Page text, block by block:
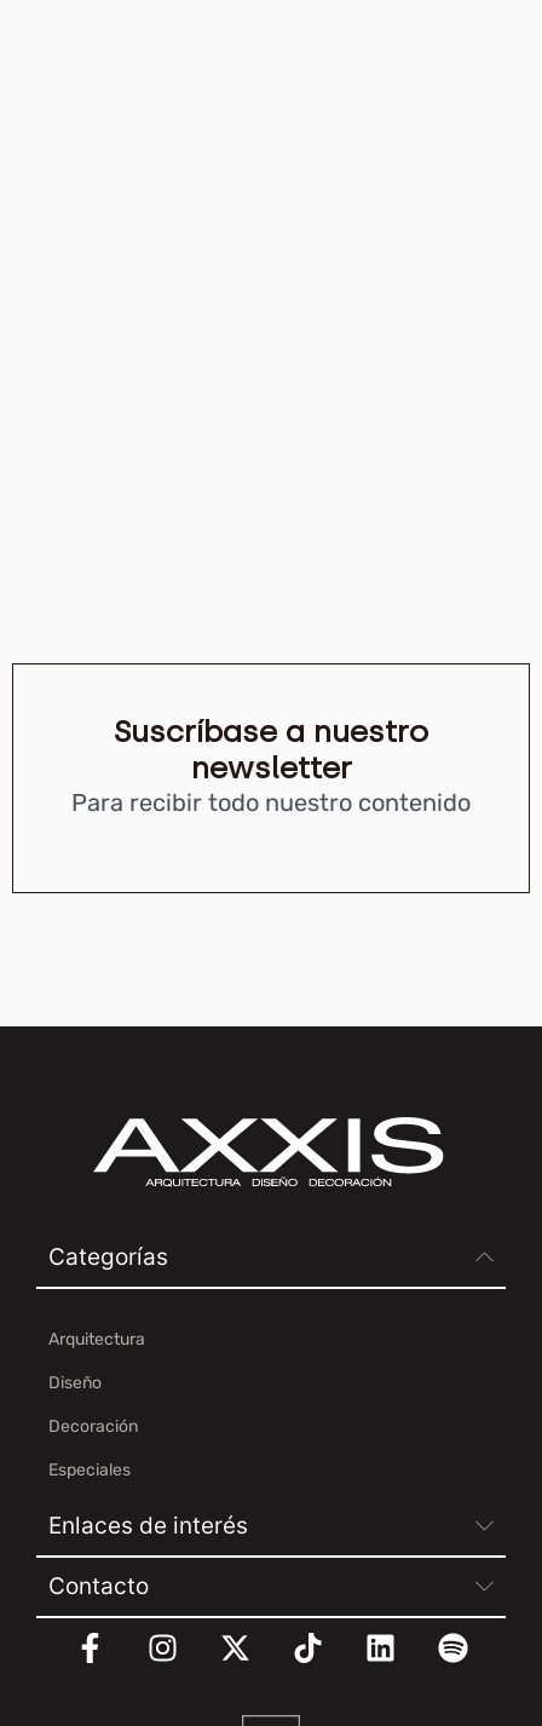
Suscríbase a nuestro
newsletter
Para recibir todo nuestro contenido
Categorías
Arquitectura
Diseño
Decoración
Especiales
Enlaces de interés
Contacto